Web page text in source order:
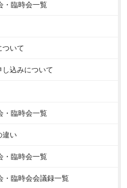
・臨時会一覧
ついて
込みについて
・臨時会一覧
違い
・臨時会一覧
・臨時会会議録一覧